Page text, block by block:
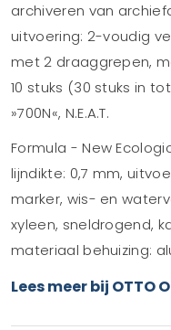
archiveren van
uitvoering: 2-voudig
met 2 draaggrepen,
10 stuks (30 stuks in
»700N«, N.E.A.T.
Formula - New
lijndikte: 0,7 mm,
marker, wis- en
xyleen, sneldrogend,
materiaal behuizing:
Lees meer bij OTTO